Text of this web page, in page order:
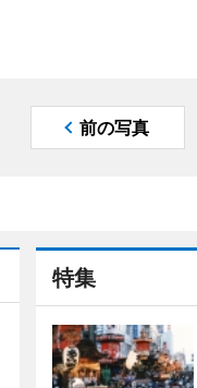
前の写真
特集